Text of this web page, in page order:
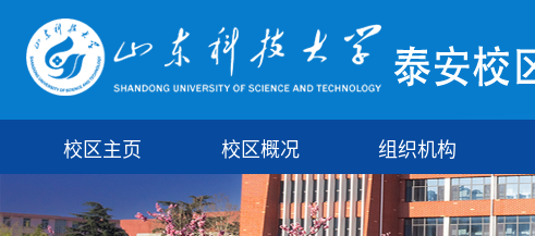
校区主页 校区概况 组织机构